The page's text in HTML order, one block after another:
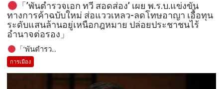
「’พันตำรวจเอก ทวี สอดส่อง’ เผย พ.ร.บ.แข่งขัน
ทางการค้าฉบับใหม่ ส่อแววเหลว-ลดโทษอาญา เอื้อทุน
ระดับแสนล้านอยู่เหนือกฎหมาย ปล่อยประชาชนไร้
อำนาจต่อรอง」
「’พันตำรว...
การเมือง